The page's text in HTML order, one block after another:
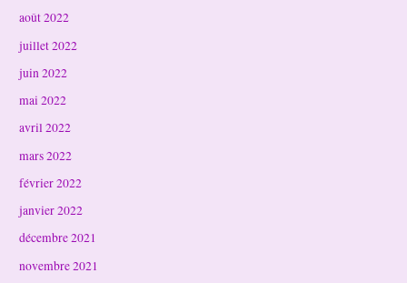
août 2022
juillet 2022
juin 2022
mai 2022
avril 2022
mars 2022
février 2022
janvier 2022
décembre 2021
novembre 2021